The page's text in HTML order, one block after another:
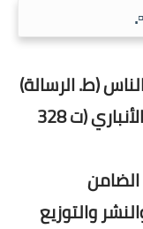
(ط. الرسالة)
المؤلف: أبو بكر محمد بن القاسم الأنباري (ت 328
الضامن
والتوزيع